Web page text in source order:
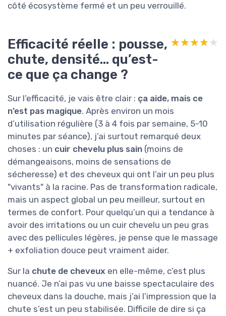
côté écosystème fermé et un peu verrouillé.
Efficacité réelle : pousse,
chute, densité… qu’est-
ce que ça change ?
★★★★★
★★★★★
Sur l’efficacité, je vais être clair : ça aide, mais ce
n’est pas magique. Après environ un mois
d’utilisation régulière (3 à 4 fois par semaine, 5-10
minutes par séance), j’ai surtout remarqué deux
choses : un cuir chevelu plus sain (moins de
démangeaisons, moins de sensations de
sécheresse) et des cheveux qui ont l’air un peu plus
"vivants" à la racine. Pas de transformation radicale,
mais un aspect global un peu meilleur, surtout en
termes de confort. Pour quelqu’un qui a tendance à
avoir des irritations ou un cuir chevelu un peu gras
avec des pellicules légères, je pense que le massage
+ exfoliation douce peut vraiment aider.
Sur la chute de cheveux en elle-même, c’est plus
nuancé. Je n’ai pas vu une baisse spectaculaire des
cheveux dans la douche, mais j’ai l’impression que la
chute s’est un peu stabilisée. Difficile de dire si ça